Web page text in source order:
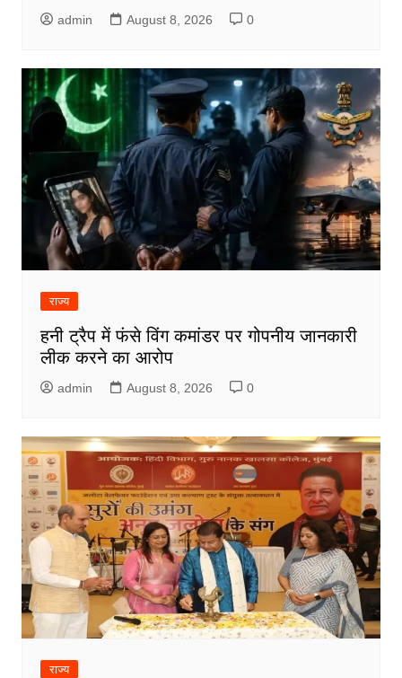
admin August 8, 2026 0
राज्य
हनी ट्रैप में फंसे विंग कमांडर पर गोपनीय जानकारी
लीक करने का आरोप
admin August 8, 2026 0
राज्य